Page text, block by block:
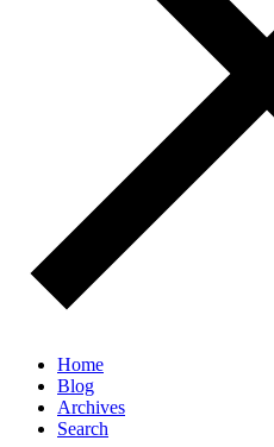
Home
Blog
Archives
Search